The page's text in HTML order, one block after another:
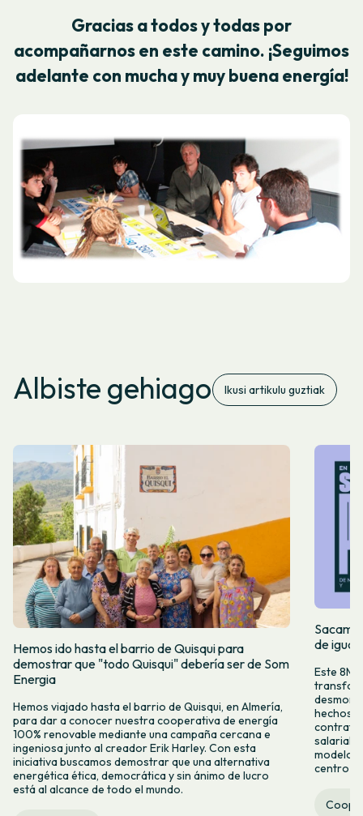
Gracias a todos y todas por
acompañarnos en este camino. ¡Seguimos
adelante con mucha y muy buena energía!
Albiste gehiago Ikusi artikulu guztiak
Hemos ido hasta el barrio de Quisqui para
demostrar que "todo Quisqui" debería ser de Som
Energia
Hemos viajado hasta el barrio de Quisqui, en Almería,
para dar a conocer nuestra cooperativa de energía
100% renovable mediante una campaña cercana e
ingeniosa junto al creador Erik Harley. Con esta
iniciativa buscamos demostrar que una alternativa
energética ética, democrática y sin ánimo de lucro
está al alcance de todo el mundo.
de
Este 8M,
hechos y
salarial y
modelo
centro